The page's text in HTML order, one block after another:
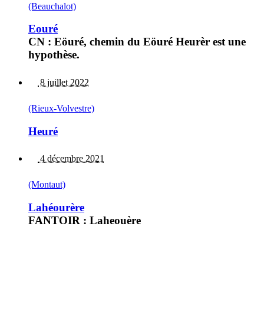
(Beauchalot)
Eouré
CN : Eöuré, chemin du Eöuré Heurèr est une
hypothèse.
8 juillet 2022
(Rieux-Volvestre)
Heuré
4 décembre 2021
(Montaut)
Lahéourère
FANTOIR : Laheouère